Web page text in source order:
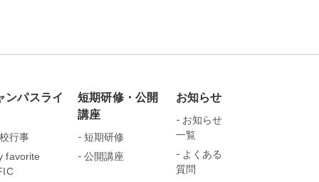
ンパスライ
行事
favorite
短期研修・公開
講座
短期研修
公開講座
お知らせ
お知らせ
一覧
よくある
質問